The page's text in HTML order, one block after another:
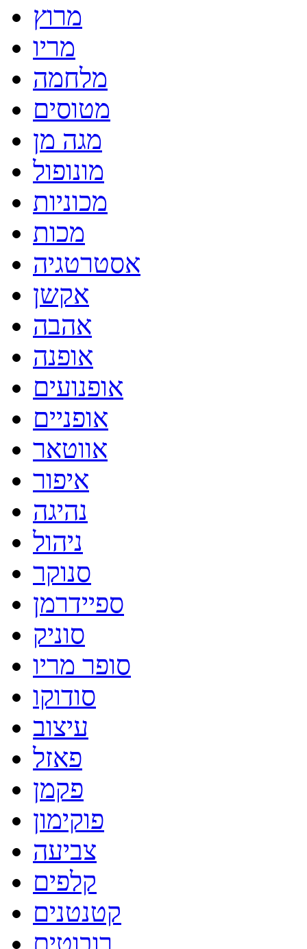
מרוץ
מריו
מלחמה
מטוסים
מגה מן
מונופול
מכוניות
מכות
אסטרטגיה
אקשן
אהבה
אופנה
אופנועים
אופניים
אווטאר
איפור
נהיגה
ניהול
סנוקר
ספיידרמן
סוניק
סופר מריו
סודוקו
עיצוב
פאזל
פקמן
פוקימון
צביעה
קלפים
קטנטנים
רובוטים